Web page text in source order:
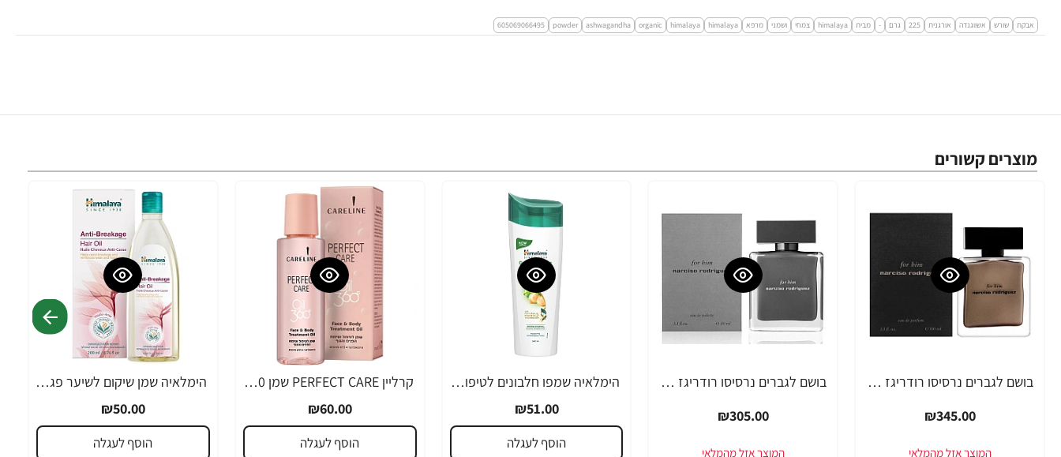
אבקת שורש אשווגנדה אורגנית 225 גרם - מבית himalaya צמחי ושמני מרפא himalaya
himalaya
organic
ashwagandha
powder
605069066495
מוצרים קשורים
בושם לגברים נרסיסו רודריגז For Him א.ד.פ 100 מ"ל - מבית Narciso Rodriguez
₪345.00
בושם לגברים נרסיסו רודריגז For Him א.ד.ט 100 מ"ל - מבית Narciso Rodriguez
₪305.00
הימלאיה שמפו חלבונים לטיפול יומיומי עדין 400 מ"ל - מבית Himalaya
₪51.00
הוסף לעגלה
קרליין PERFECT CARE שמן 360 לטיפול וטיפוח הפנים והגוף 100 מ"ל - מבית CARELINE
₪60.00
הוסף לעגלה
הימלאיה שמן שיקום לשיער פגום 200 מ"ל - מבית Himalaya
₪50.00
הוסף לעגלה